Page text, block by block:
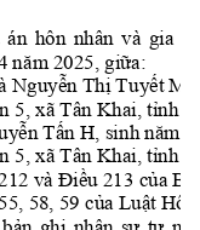
án hôn nhân và gia
năm 2025, giữa:
Nguyễn Thị Tuyết M,
5, xã Tân Khai, tỉnh Đ
Tấn H, sinh năm
5, xã Tân Khai, tỉnh Đ
và Điều 213 của
58, 59 của Luật